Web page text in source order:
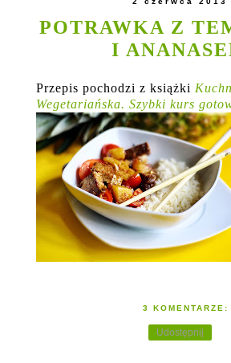
POTRAWKA Z
I
Przepis pochodzi z książki
Wegetariańska. Szybki kurs
3 KOMENTARZE:
Udostępnij